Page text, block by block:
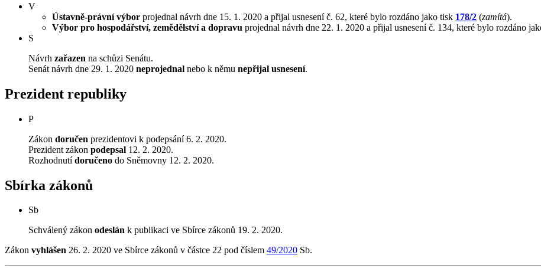
V
Ústavně-právní výbor projednal návrh dne 15. 1. 2020 a přijal usnesení č. 62, které bylo rozdáno jako tisk 178/2 (zamítá).
Výbor pro hospodářství, zemědělství a dopravu projednal návrh dne 22. 1. 2020 a přijal usnesení č. 134, které bylo rozdáno
S
Návrh zařazen na schůzi Senátu.
Senát návrh dne 29. 1. 2020 neprojednal nebo k němu nepřijal usnesení.
Prezident republiky
P
Zákon doručen prezidentovi k podepsání 6. 2. 2020.
Prezident zákon podepsal 12. 2. 2020.
Rozhodnutídoručeno do Sněmovny 12. 2. 2020.
Sbírka zákonů
Sb
Schválený zákon odeslán k publikaci ve Sbírce zákonů 19. 2. 2020.
Zákon vyhlášen 26. 2. 2020 ve Sbírce zákonů v částce 22 pod číslem 49/2020 Sb.